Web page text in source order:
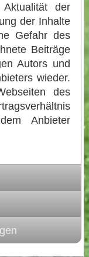
Aktualität der
der Inhalte
Gefahr des
Beiträge
Autors und
wieder.
des
Anbieter